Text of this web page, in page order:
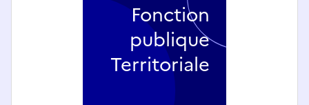
Fonction
publique
Territoriale